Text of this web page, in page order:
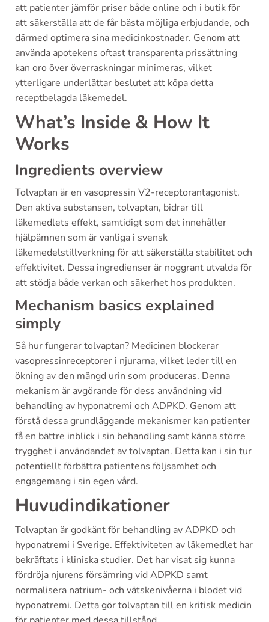
att patienter jämför priser både online och i butik för
att säkerställa att de får bästa möjliga erbjudande, och
därmed optimera sina medicinkostnader. Genom att
använda apotekens oftast transparenta prissättning
kan oro över överraskningar minimeras, vilket
ytterligare underlättar beslutet att köpa detta
receptbelagda läkemedel.
What’s Inside & How It
Works
Ingredients overview
Tolvaptan är en vasopressin V2-receptorantagonist.
Den aktiva substansen, tolvaptan, bidrar till
läkemedlets effekt, samtidigt som det innehåller
hjälpämnen som är vanliga i svensk
läkemedelstillverkning för att säkerställa stabilitet och
effektivitet. Dessa ingredienser är noggrant utvalda för
att stödja både verkan och säkerhet hos produkten.
Mechanism basics explained
simply
Så hur fungerar tolvaptan? Medicinen blockerar
vasopressinreceptorer i njurarna, vilket leder till en
ökning av den mängd urin som produceras. Denna
mekanism är avgörande för dess användning vid
behandling av hyponatremi och ADPKD. Genom att
förstå dessa grundläggande mekanismer kan patienter
få en bättre inblick i sin behandling samt känna större
trygghet i användandet av tolvaptan. Detta kan i sin tur
potentiellt förbättra patientens följsamhet och
engagemang i sin egen vård.
Huvudindikationer
Tolvaptan är godkänt för behandling av ADPKD och
hyponatremi i Sverige. Effektiviteten av läkemedlet har
bekräftats i kliniska studier. Det har visat sig kunna
fördröja njurens försämring vid ADPKD samt
normalisera natrium- och vätskenivåerna i blodet vid
hyponatremi. Detta gör tolvaptan till en kritisk medicin